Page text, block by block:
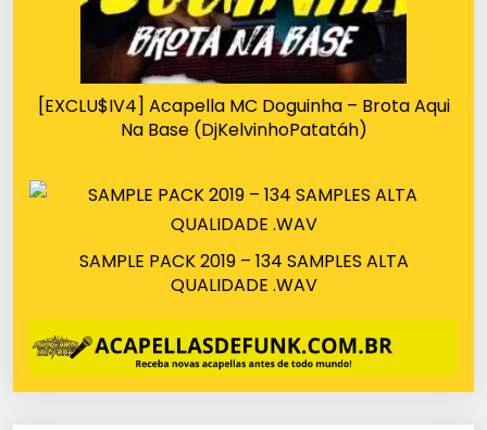
[EXCLU$IV4] Acapella MC Doguinha – Brota Aqui
Na Base (DjKelvinhoPatatáh)
SAMPLE PACK 2019 – 134 SAMPLES ALTA
QUALIDADE .WAV